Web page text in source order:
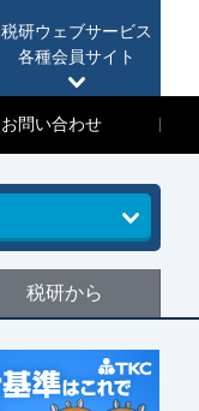
税研ウェブサービス
各種会員サイト
お問い合わせ
税研から